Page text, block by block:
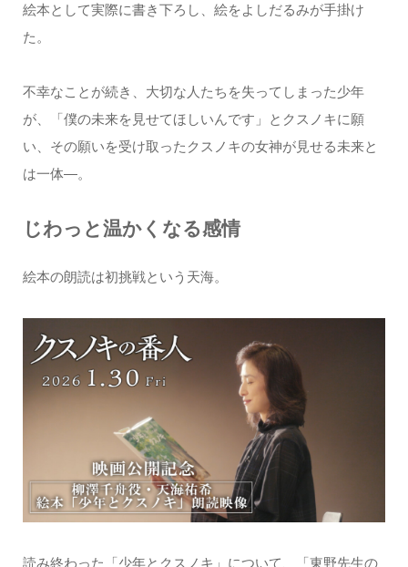
絵本として実際に書き下ろし、絵をよしだるみが手掛け
た。
不幸なことが続き、大切な人たちを失ってしまった少年
が、「僕の未来を見せてほしいんです」とクスノキに願
い、その願いを受け取ったクスノキの女神が見せる未来と
は一体―。
じわっと温かくなる感情
絵本の朗読は初挑戦という天海。
読み終わった「少年とクスノキ」について、「東野先生の